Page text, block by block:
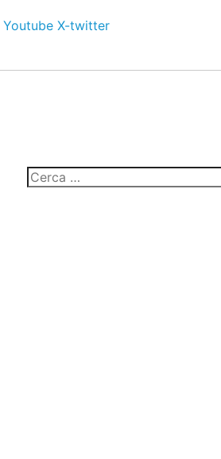
Youtube X-twitter